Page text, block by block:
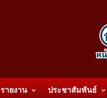
รายงาน ประชาสัมพันธ์